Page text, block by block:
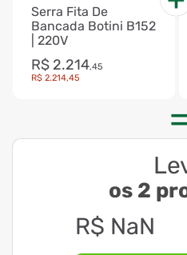
Serra Fita De
Bancada Botini B152
| 220V
R$ 2.214,45
R$ 2.214,45
os 2
R$ NaN